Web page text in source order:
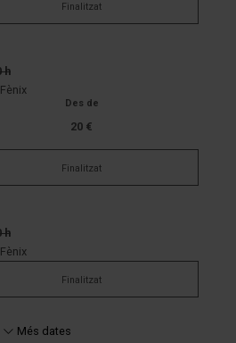
Finalitzat
h
Des de
20 €
Finalitzat
h
Finalitzat
Més dates